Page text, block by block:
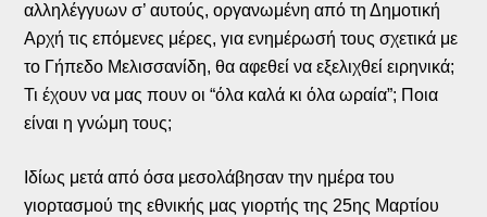
αλληλέγγυων σ’ αυτούς, οργανωμένη από τη Δημοτική
Αρχή τις επόμενες μέρες, για ενημέρωσή τους σχετικά με
το Γήπεδο Μελισσανίδη, θα αφεθεί να εξελιχθεί ειρηνικά;
Τι έχουν να μας πουν οι “όλα καλά κι όλα ωραία”; Ποια
είναι η γνώμη τους;
Ιδίως μετά από όσα μεσολάβησαν την ημέρα του
γιορτασμού της εθνικής μας γιορτής της 25ης Μαρτίου